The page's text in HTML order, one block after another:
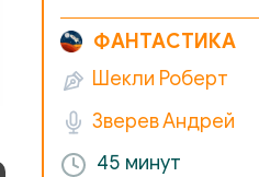
ФАНТАСТИКА
Шекли Роберт
Зверев Андрей
45 минут